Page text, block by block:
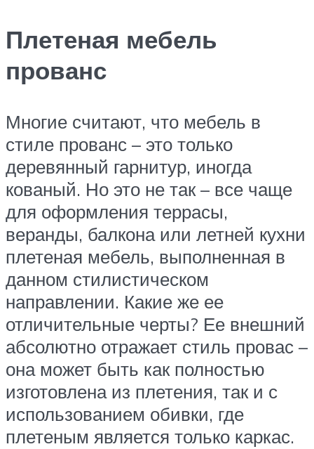
Плетеная мебель
прованс
Многие считают, что мебель в
стиле прованс – это только
деревянный гарнитур, иногда
кованый. Но это не так – все чаще
для оформления террасы,
веранды, балкона или летней кухни
плетеная мебель, выполненная в
данном стилистическом
направлении. Какие же ее
отличительные черты? Ее внешний
абсолютно отражает стиль провас –
она может быть как полностью
изготовлена из плетения, так и с
использованием обивки, где
плетеным является только каркас.